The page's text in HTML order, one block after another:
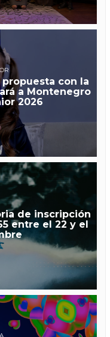
propuesta con la
a Montenegro
2026
de inscripción
entre el 22 y el